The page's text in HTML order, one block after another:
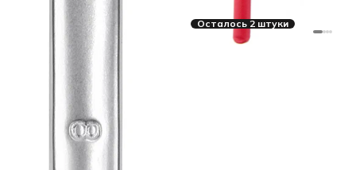
Осталось 2 штуки